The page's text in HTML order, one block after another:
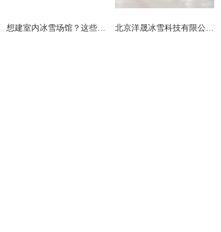
北京洋晟冰雪科技有限公司扎根首都北京，是国内领先的室内冰雪场馆建设一站式服务商。